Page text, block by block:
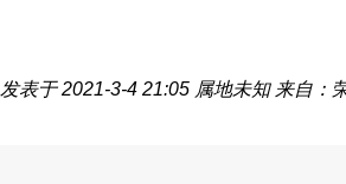
发表于 2021-3-4 21:05 属地未知 来自：